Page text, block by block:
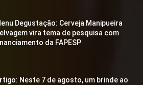
Degustação: Cerveja Manipueira
vira tema de pesquisa com
da FAPESP
Neste 7 de agosto, um brinde ao